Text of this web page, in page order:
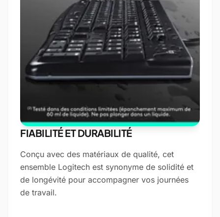
FIABILITÉ ET DURABILITÉ
Conçu avec des matériaux de qualité, cet
ensemble Logitech est synonyme de solidité et
de longévité pour accompagner vos journées
de travail.